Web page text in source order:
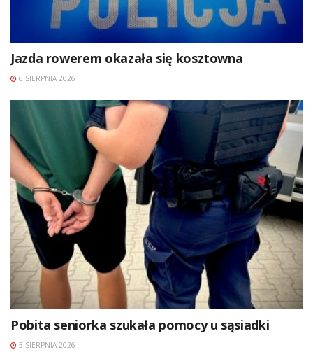
Jazda rowerem okazała się kosztowna
6 SIERPNIA 2026
Pobita seniorka szukała pomocy u sąsiadki
5 SIERPNIA 2026